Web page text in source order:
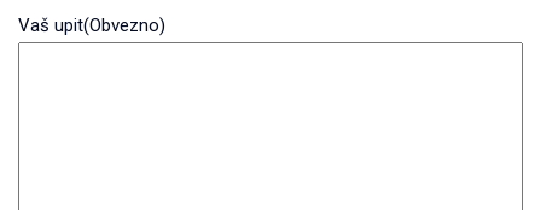
Vaš upit(Obvezno)